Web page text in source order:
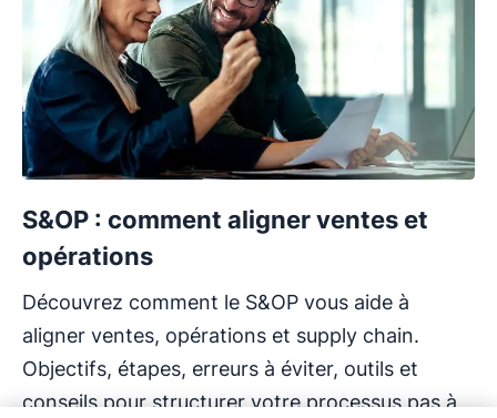
S&OP : comment aligner ventes et
opérations
Découvrez comment le S&OP vous aide à
aligner ventes, opérations et supply chain.
Objectifs, étapes, erreurs à éviter, outils et
conseils pour structurer votre processus pas à